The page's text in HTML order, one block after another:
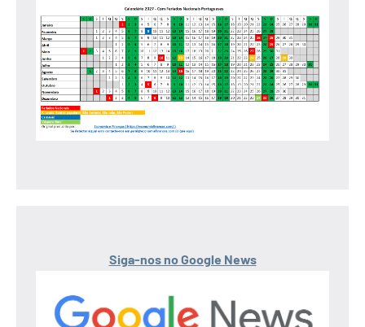
Siga-nos no Google News